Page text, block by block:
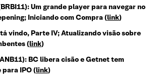
Um grande player para navegar no
Iniciando com Compra(link)
vindo, Parte IV; Atualizando visão sobre
(link)
BC libera cisão e Getnet tem
IPO(link)